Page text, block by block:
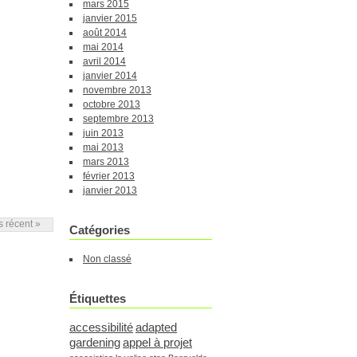
récent »
mars 2015
janvier 2015
août 2014
mai 2014
avril 2014
janvier 2014
novembre 2013
octobre 2013
septembre 2013
juin 2013
mai 2013
mars 2013
février 2013
janvier 2013
Catégories
Non classé
Étiquettes
accessibilitéadapted
gardeningappel à projet